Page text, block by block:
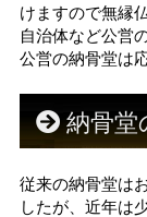
けますので無縁
自治体など公営
公営の納骨堂は
納骨堂
従来の納骨堂は
したが、近年は